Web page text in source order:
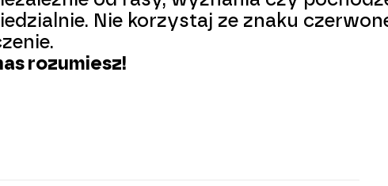
Nie korzystaj ze znaku
rozumiesz!